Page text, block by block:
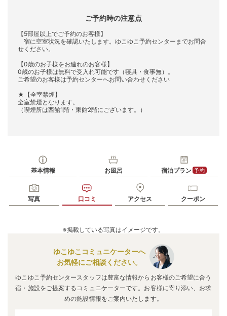
ご予約時の注意点
【5部屋以上でご予約のお客様】
宿に空室状況を確認いたします。ゆこゆこ予約センターまでお問合
せください。
【0歳のお子様をお連れのお客様】
0歳のお子様は無料で受入れ可能です（寝具・食事無）。
ご希望のお客様は予約センターへお問い合わせください
★【全室禁煙】
全室禁煙となります。
（喫煙所は西館1階・東館2階にございます。）
基本情報 お風呂 宿泊プラン 予約
写真 口コミ アクセス クーポン
※掲載している写真はイメージです。
ゆこゆこコミュニケーターへ
お気軽にご相談ください。
ゆこゆこ予約センタースタッフは豊富な情報からお客様のご希望に合う
宿・施設をご提案するコミュニケーターです。お客様に寄り添い、お求
めの施設情報をご案内いたします。